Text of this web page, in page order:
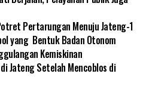
Pertarungan Menuju Jateng-1
yang Bentuk Badan Otonom
Kemiskinan
Jateng Setelah Mencoblos di